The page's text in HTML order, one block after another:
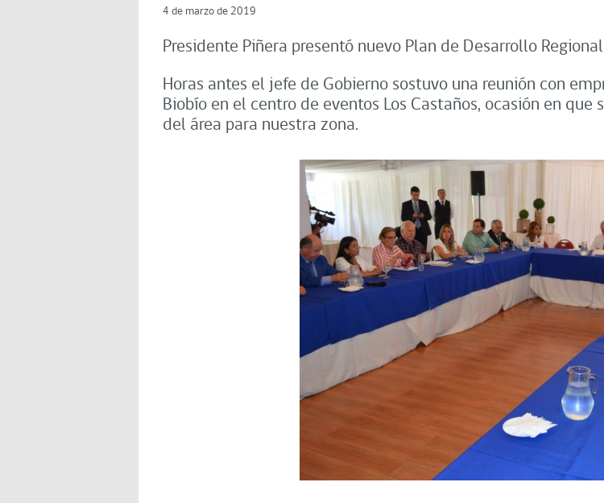
4 de marzo de 2019
Presidente Piñera presentó nuevo Plan de Desarrollo
Horas antes el jefe de Gobierno sostuvo una reunión con
Biobío en el centro de eventos Los Castaños, ocasión en
del área para nuestra zona.